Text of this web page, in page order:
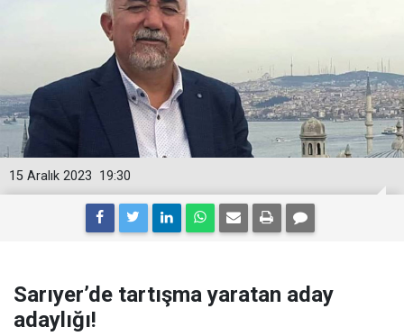
19:30
15 Aralık 2023
Sarıyer’de tartışma yaratan aday
adaylığı!